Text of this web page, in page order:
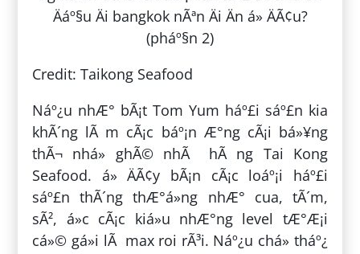
Credit: Taikong Seafood
Náº¿u nhÆ° bÃ¡t Tom Yum háº£i sáº£n kia
khÃ´ng lÃ m cÃ¡c báº¡n Æ°ng cÃ¡i bá»¥ng
thÃ¬ nhá» ghÃ© nhÃ hÃ ng Tai Kong
Seafood. á» ÄÃ¢y bÃ¡n cÃ¡c loáº¡i háº£i
sáº£n thÃ´ng thÆ°á»ng nhÆ° cua, tÃ´m,
sÃ², á»c cÃ¡c kiá»u nhÆ°ng level tÆ°Æ¡i
cá»© gá»i lÃ max roi rÃ³i. Náº¿u chá» tháº¿